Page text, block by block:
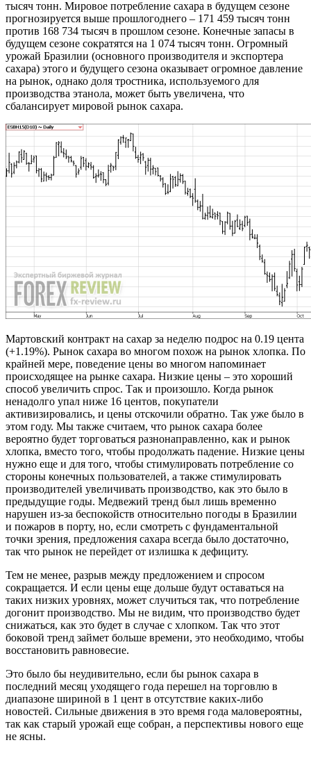
тысяч тонн. Мировое потребление сахара в будущем сезоне
прогнозируется выше прошлогоднего – 171 459 тысяч тонн
против 168 734 тысяч в прошлом сезоне. Конечные запасы в
будущем сезоне сократятся на 1 074 тысяч тонн. Огромный
урожай Бразилии (основного производителя и экспортера
сахара) этого и будущего сезона оказывает огромное давление
на рынок, однако доля тростника, используемого для
производства этанола, может быть увеличена, что
сбалансирует мировой рынок сахара.
Мартовский контракт на сахар за неделю подрос на 0.19 цента
(+1.19%). Рынок сахара во многом похож на рынок хлопка. По
крайней мере, поведение цены во многом напоминает
происходящее на рынке сахара. Низкие цены – это хороший
способ увеличить спрос. Так и произошло. Когда рынок
ненадолго упал ниже 16 центов, покупатели
активизировались, и цены отскочили обратно. Так уже было в
этом году. Мы также считаем, что рынок сахара более
вероятно будет торговаться разнонаправленно, как и рынок
хлопка, вместо того, чтобы продолжать падение. Низкие цены
нужно еще и для того, чтобы стимулировать потребление со
стороны конечных пользователей, а также стимулировать
производителей увеличивать производство, как это было в
предыдущие годы. Медвежий тренд был лишь временно
нарушен из-за беспокойств относительно погоды в Бразилии
и пожаров в порту, но, если смотреть с фундаментальной
точки зрения, предложения сахара всегда было достаточно,
так что рынок не перейдет от излишка к дефициту.
Тем не менее, разрыв между предложением и спросом
сокращается. И если цены еще дольше будут оставаться на
таких низких уровнях, может случиться так, что потребление
догонит производство. Мы не видим, что производство будет
снижаться, как это будет в случае с хлопком. Так что этот
боковой тренд займет больше времени, это необходимо, чтобы
восстановить равновесие.
Это было бы неудивительно, если бы рынок сахара в
последний месяц уходящего года перешел на торговлю в
диапазоне шириной в 1 цент в отсутствие каких-либо
новостей. Сильные движения в это время года маловероятны,
так как старый урожай еще собран, а перспективы нового еще
не ясны.